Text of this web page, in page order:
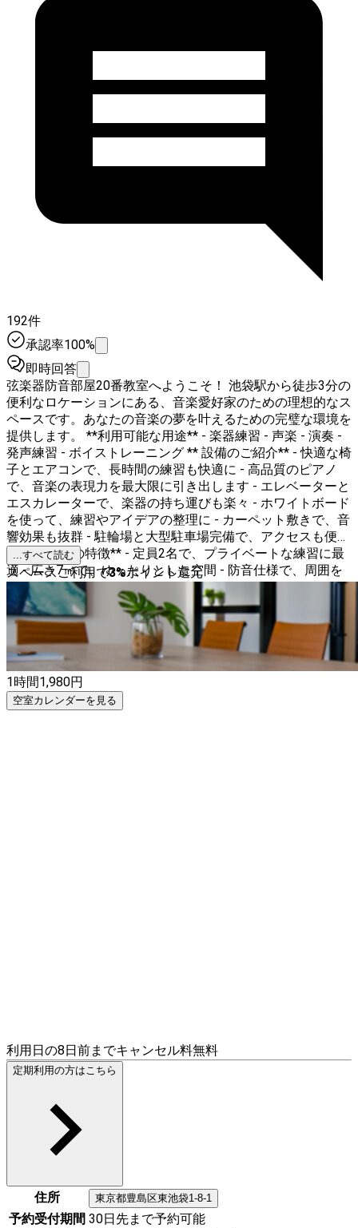
192件
承認率100%
即時回答
弦楽器防音部屋20番教室へようこそ！ 池袋駅から徒歩3分の
便利なロケーションにある、音楽愛好家のための理想的なス
ペースです。あなたの音楽の夢を叶えるための完璧な環境を
提供します。 **利用可能な用途** - 楽器練習 - 声楽 - 演奏 -
発声練習 - ボイストレーニング ** 設備のご紹介** - 快適な椅
子とエアコンで、長時間の練習も快適に - 高品質のピアノ
で、音楽の表現力を最大限に引き出します - エレベーターと
エスカレーターで、楽器の持ち運びも楽々 - ホワイトボード
を使って、練習やアイデアの整理に - カーペット敷きで、音
響効果も抜群 - 駐輪場と大型駐車場完備で、アクセスも便利
** スペースの特徴** - 定員2名で、プライベートな練習に最
適 - 広さ7㎡で、ゆったりとした空間 - 防音仕様で、周囲を
気にせず思い切り演奏できます **🚶‍♂️ アクセス** - 池袋駅か
ら徒歩3分の好立地 - 都心の喧騒を忘れ、音楽に集中できる
静かな環境 音楽を愛するすべての方に、心地よい練習時間
をお届けします。ぜひ、弦楽器防音部屋20番教室で、あな
たの音楽の可能性を広げてください！
...すべて読む
スペースご利用で3%ポイント還元
1時間1,980円
空室カレンダーを見る
利用日の8日前までキャンセル料無料
定期利用の方はこちら
住所 東京都豊島区東池袋1-8-1
予約受付期間 30日先まで予約可能